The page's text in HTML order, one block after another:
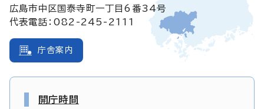
広島市中区国泰寺町一丁目6番34号
代表電話：082-245-2111
庁舎案内
開庁時間